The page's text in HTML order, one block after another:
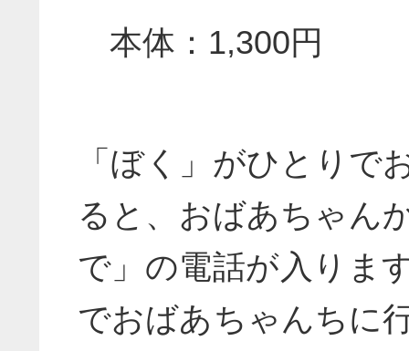
本体：1,300円
「ぼく」がひとりで
ると、おばあちゃん
で」の電話が入りま
でおばあちゃんちに